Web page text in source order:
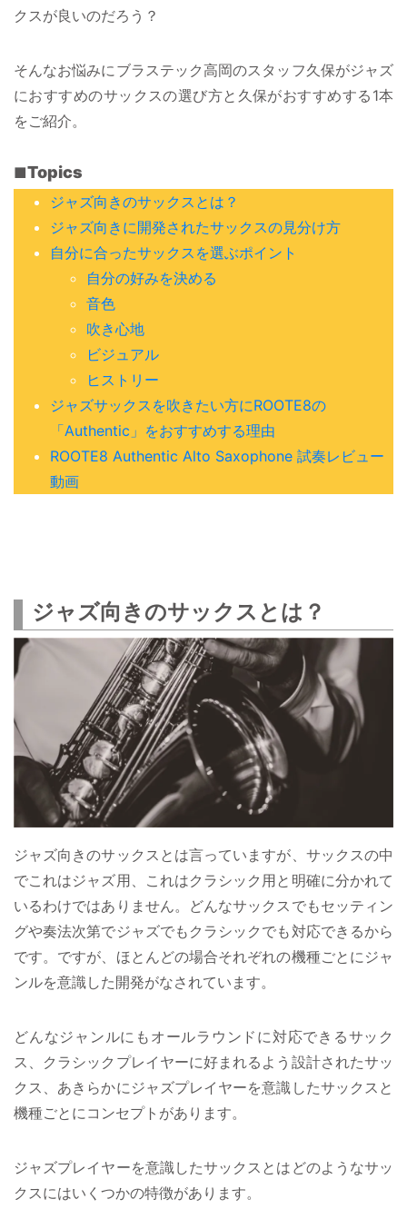
クスが良いのだろう？
そんなお悩みにブラステック高岡のスタッフ久保がジャズ
におすすめのサックスの選び方と久保がおすすめする1本
をご紹介。
Topics
ジャズ向きのサックスとは？
ジャズ向きに開発されたサックスの見分け方
自分に合ったサックスを選ぶポイント
自分の好みを決める
音色
吹き心地
ビジュアル
ヒストリー
ジャズサックスを吹きたい方にROOTE8の
「Authentic」をおすすめする理由
ROOTE8 Authentic Alto Saxophone 試奏レビュー
動画
ジャズ向きのサックスとは？
ジャズ向きのサックスとは言っていますが、サックスの中
でこれはジャズ用、これはクラシック用と明確に分かれて
いるわけではありません。どんなサックスでもセッティン
グや奏法次第でジャズでもクラシックでも対応できるから
です。ですが、ほとんどの場合それぞれの機種ごとにジャ
ンルを意識した開発がなされています。
どんなジャンルにもオールラウンドに対応できるサック
ス、クラシックプレイヤーに好まれるよう設計されたサッ
クス、あきらかにジャズプレイヤーを意識したサックスと
機種ごとにコンセプトがあります。
ジャズプレイヤーを意識したサックスとはどのようなサッ
クスにはいくつかの特徴があります。